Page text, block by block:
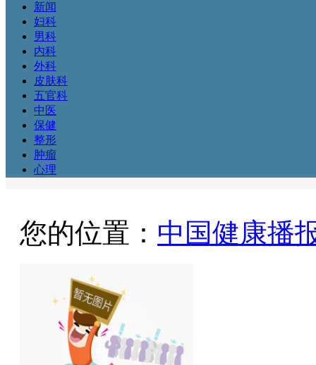
新闻
妇科
男科
内科
外科
皮肤科
五官科
中医
保健
整形
肿瘤
心理
您的位置： 中国健康播